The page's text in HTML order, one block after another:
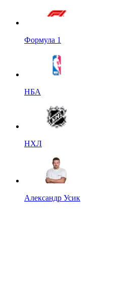
Формула 1
НБА
НХЛ
Александр Усик